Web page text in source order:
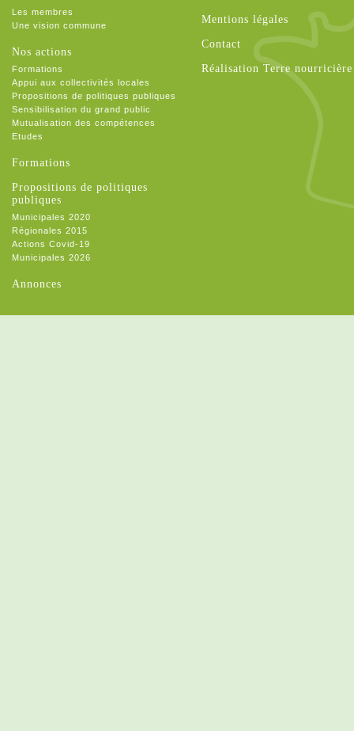
Les membres
Une vision commune
Nos actions
Formations
Appui aux collectivités locales
Propositions de politiques publiques
Sensibilisation du grand public
Mutualisation des compétences
Etudes
Formations
Propositions de politiques
publiques
Municipales 2020
Régionales 2015
Actions Covid-19
Municipales 2026
Annonces
Mentions légales
Contact
Réalisation Terre nourricière